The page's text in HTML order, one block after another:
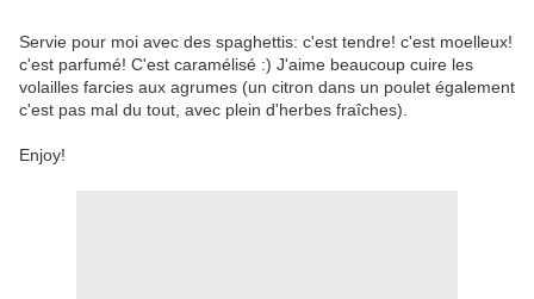
Servie pour moi avec des spaghettis: c'est tendre! c'est moelleux!
c'est parfumé! C'est caramélisé :) J'aime beaucoup cuire les
volailles farcies aux agrumes (un citron dans un poulet également
c'est pas mal du tout, avec plein d'herbes fraîches).
Enjoy!